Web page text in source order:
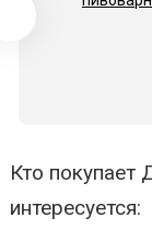
Кто
интересуется: